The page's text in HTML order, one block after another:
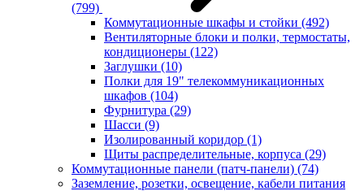
(799)
Коммутационные шкафы и стойки (492)
Вентиляторные блоки и полки, термостаты,
кондиционеры (122)
Заглушки (10)
Полки для 19" телекоммуникационных
шкафов (104)
Фурнитура (29)
Шасси (9)
Изолированный коридор (1)
Щиты распределительные, корпуса (29)
Коммутационные панели (патч-панели) (74)
Заземление, розетки, освещение, кабели питания